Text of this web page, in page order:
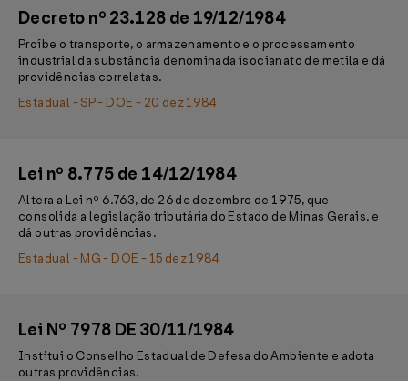
Decreto nº 23.128 de 19/12/1984
Proíbe o transporte, o armazenamento e o processamento
industrial da substância denominada isocianato de metila e dá
providências correlatas.
Estadual - SP - DOE - 20 dez 1984
Lei nº 8.775 de 14/12/1984
Altera a Lei nº 6.763, de 26 de dezembro de 1975, que
consolida a legislação tributária do Estado de Minas Gerais, e
dá outras providências.
Estadual - MG - DOE - 15 dez 1984
Lei Nº 7978 DE 30/11/1984
Institui o Conselho Estadual de Defesa do Ambiente e adota
outras providências.